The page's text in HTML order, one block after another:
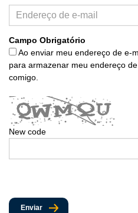
Campo Obrigatório
Ao enviar meu endereço de e-
para armazenar meu endereço
comigo.
New code
Enviar